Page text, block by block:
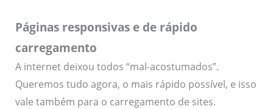
Páginas responsivas e de rápido
carregamento
A internet deixou todos “mal-acostumados”.
Queremos tudo agora, o mais rápido possível, e isso
vale também para o carregamento de sites.